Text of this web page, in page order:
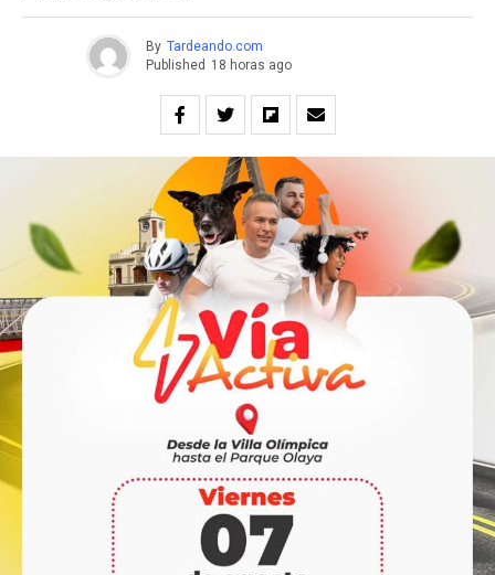
By Tardeando.com
Published 18 horas ago